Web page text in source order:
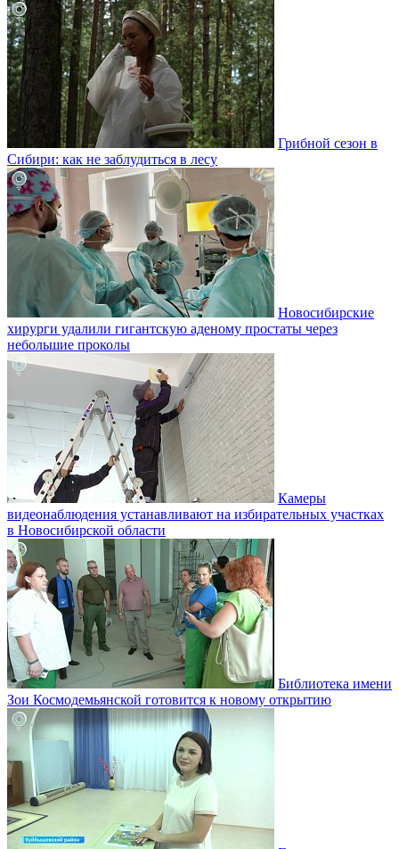
Грибной сезон в
Сибири: как не заблудиться в лесу
Новосибирские
хирурги удалили гигантскую аденому простаты через
небольшие проколы
Камеры
видеонаблюдения устанавливают на избирательных участках
в Новосибирской области
Библиотека имени
Зои Космодемьянской готовится к новому открытию